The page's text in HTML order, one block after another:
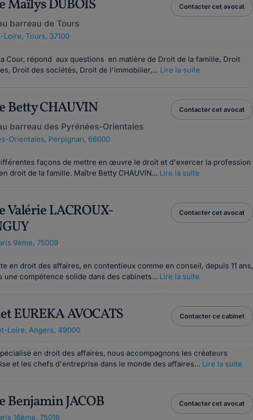
Maïlys DUBOIS
barreau de Tours
Loire, Tours, 37100
Contacter cet avocat
Cour, répond aux questions en matière de Droit de la famille, Droit
Droit des sociétés, Droit de l'immobilier,... Lire la suite
Betty CHAUVIN
barreau des Pyrénées-Orientales
Orientales, Perpignan, 66000
Contacter cet avocat
façons de mettre en œuvre le droit et d'exercer la profession
droit de la famille. Maître Betty CHAUVIN... Lire la suite
Valérie LACROUX-
9ème, 75009
Contacter cet avocat
en droit des affaires, en contentieux comme en conseil, depuis 11 ans,
une compétence solide dans des cabinets... Lire la suite
EUREKA AVOCATS
Loire, Angers, 49000
Contacter ce cabinet
en droit des affaires, nous accompagnons les créateurs
et les chefs d'entreprise dans le monde des affaires... Lire la suite
Benjamin JACOB
16ème, 75016
Contacter cet avocat